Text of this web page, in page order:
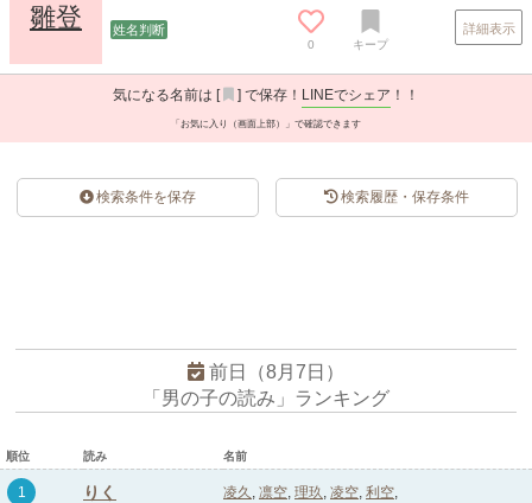
雛登 姓名判断
0 キープ
詳細表示
気になる名前は [ ] で保存！ LINEでシェア ！！
「お気に入り（画面上部）」で確認できます
検索条件を保存 検索履歴・保存条件
前日（8月7日）
「男の子の読み」ランキング
順位 読み 名前
1 りく 凌久 凛空 理玖 凌空 利空